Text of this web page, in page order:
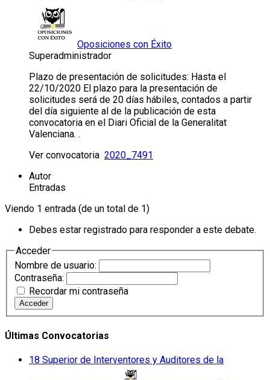
Oposiciones con Éxito
Superadministrador
Plazo de presentación de solicitudes: Hasta el
22/10/2020 El plazo para la presentación de
solicitudes será de 20 días hábiles, contados a partir
del día siguiente al de la publicación de esta
convocatoria en el Diari Oficial de la Generalitat
Valenciana. .
Ver convocatoria 2020_7491
Autor
Entradas
Viendo 1 entrada (de un total de 1)
Debes estar registrado para responder a este debate.
Acceder
Nombre de usuario:
Contraseña:
Recordar mi contraseña
Acceder
Últimas Convocatorias
18 Superior de Interventores y Auditores de la